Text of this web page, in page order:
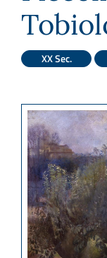
XX Sec.